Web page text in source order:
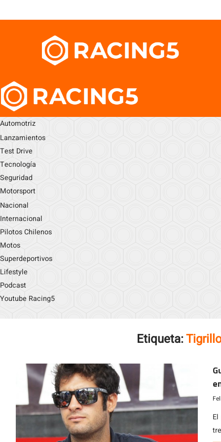
Automotriz
Lanzamientos
Test Drive
Tecnología
Seguridad
Motorsport
Nacional
Internacional
Pilotos Chilenos
Motos
Superdeportivos
Lifestyle
Podcast
Youtube Racing5
Etiqueta: